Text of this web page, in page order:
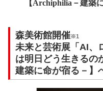
【Archiphilia－建築
森美術館開催※1
未来と芸術展「AI
は明日どう生きる
建築に命が宿る－】